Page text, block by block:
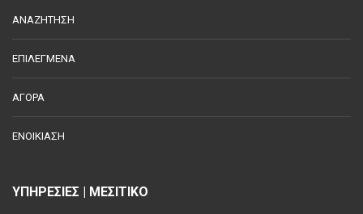
ΑΝΑΖΗΤΗΣΗ
ΕΠΙΛΕΓΜΕΝΑ
ΑΓΟΡΑ
ΕΝΟΙΚΙΑΣΗ
ΥΠΗΡΕΣΙΕΣ | ΜΕΣΙΤΙΚΟ